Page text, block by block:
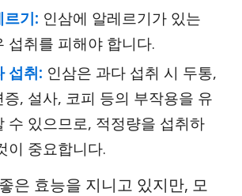
르기: 인삼에 알레르기가 있는
섭취를 피해야 합니다.
섭취: 인삼은 과다 섭취 시 두통,
증, 설사, 코피 등의 부작용을 유
수 있으므로, 적정량을 섭취하
이 중요합니다.
은 효능을 지니고 있지만, 모